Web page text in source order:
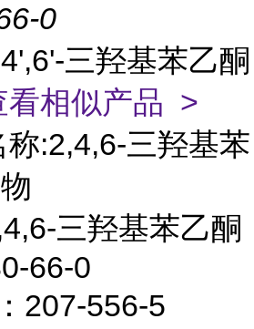
0
三羟基苯乙酮
看相似产品 >
称:2,4,6-三羟基苯
三羟基苯乙酮
66-0
207-556-5